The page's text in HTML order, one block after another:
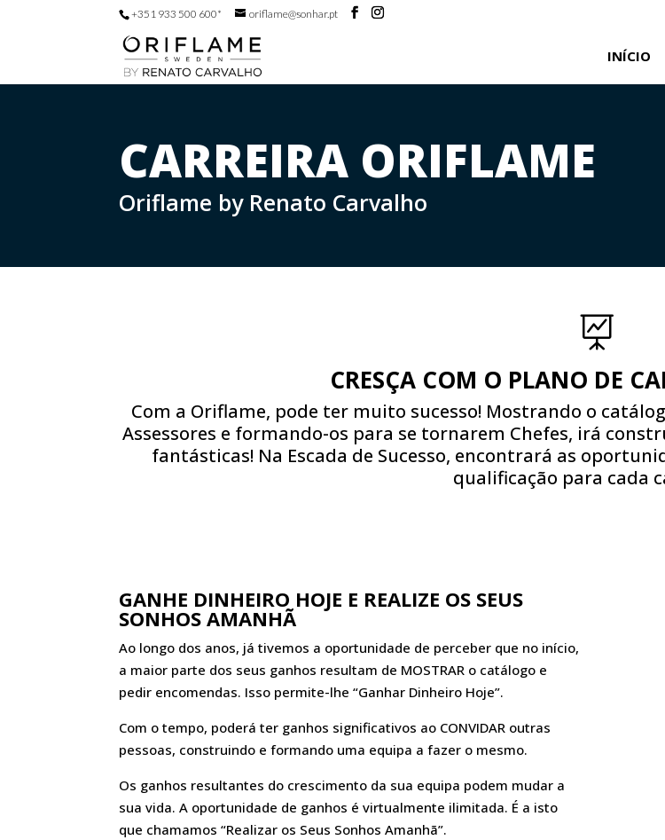
+351 933 500 600* oriflame@sonhar.pt
INÍCIO
CARREIRA ORIFLAME
Oriflame by Renato Carvalho

CRESÇA COM O PLANO DE
Com a Oriflame, pode ter muito sucesso! Mostrando o
Assessores e formando-os para se tornarem Chefes, irá
fantásticas! Na Escada de Sucesso, encontrará as
qualificação para cada
GANHE DINHEIRO HOJE E REALIZE OS SEUS
SONHOS AMANHÃ
Ao longo dos anos, já tivemos a oportunidade de perceber que no início,
a maior parte dos seus ganhos resultam de MOSTRAR o catálogo e
pedir encomendas. Isso permite-lhe “Ganhar Dinheiro Hoje”.
Com o tempo, poderá ter ganhos significativos ao CONVIDAR outras
pessoas, construindo e formando uma equipa a fazer o mesmo.
Os ganhos resultantes do crescimento da sua equipa podem mudar a
sua vida. A oportunidade de ganhos é virtualmente ilimitada. É a isto
que chamamos “Realizar os Seus Sonhos Amanhã”.